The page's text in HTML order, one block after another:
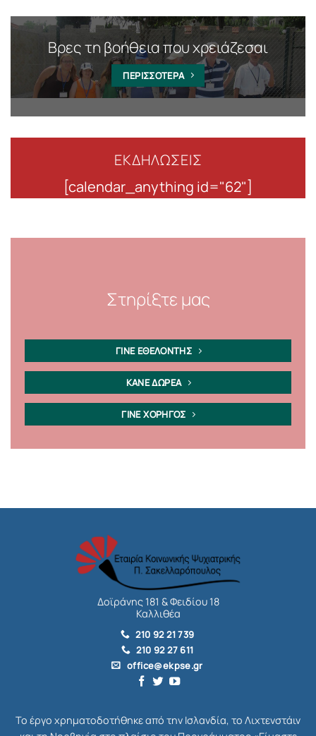
Βρες τη βοήθεια που χρειάζεσαι
ΠΕΡΙΣΣΟΤΕΡΑ
ΕΚΔΗΛΩΣΕΙΣ
[calendar_anything id="62"]
Στηρίξτε μας
ΓΙΝΕ ΕΘΕΛΟΝΤΗΣ
ΚΑΝΕ ΔΩΡΕΑ
ΓΙΝΕ ΧΟΡΗΓΟΣ
Δοϊράνης 181 & Φειδίου 18
Καλλιθέα
210 92 21 739
210 92 27 611
office@ekpse.gr
Το έργο χρηματοδοτήθηκε από την Ισλανδία, το Λιχτενστάιν